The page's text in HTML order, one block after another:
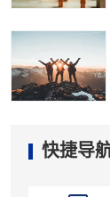
快捷导